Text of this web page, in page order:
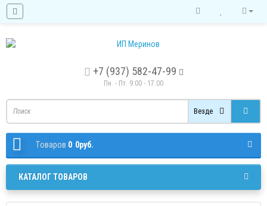
+7 (937) 582-47-99
Пн. - Пт. 9:00 - 17:00
Везде
Tоваров 0 0руб.
КАТАЛОГ ТОВАРОВ